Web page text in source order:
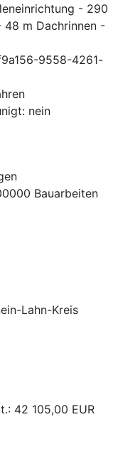
- 290
m Dachrinnen -
9558-4261-
: nein
Bauarbeiten
Lahn-Kreis
: 42 105,00 EUR